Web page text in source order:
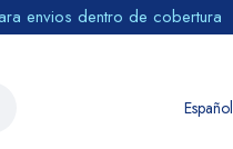
envios dentro de cobertura
Español